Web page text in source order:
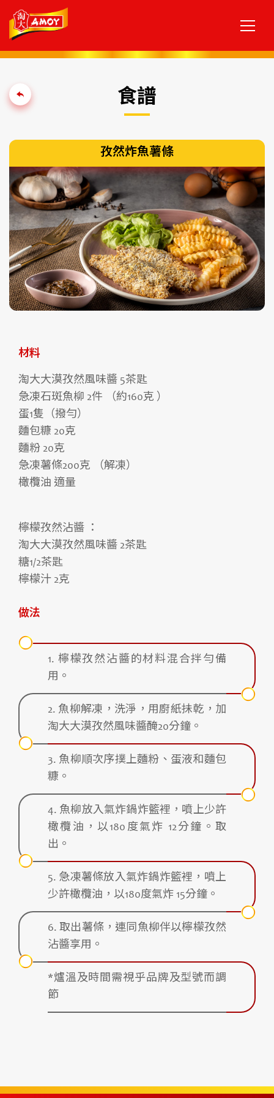
食譜
孜然炸魚薯條
材料
淘大大漠孜然風味醬 5茶匙
急凍石斑魚柳 2件 （約160克 ）
蛋1隻（撥勻）
麵包糠 20克
麵粉 20克
急凍薯條200克 （解凍）
橄欖油 適量
檸檬孜然沾醬 ：
淘大大漠孜然風味醬 2茶匙
糖1/2茶匙
檸檬汁 2克
做法
1. 檸檬孜然沾醬的材料混合拌勻備
用。
2. 魚柳解凍，洗淨，用廚紙抺乾，加
淘大大漠孜然風味醬醃20分鐘。
3. 魚柳順次序撲上麵粉、蛋液和麵包
糠。
4. 魚柳放入氣炸鍋炸籃裡，噴上少許
橄欖油，以180度氣炸 12分鐘。取
出。
5. 急凍薯條放入氣炸鍋炸籃裡，噴上
少許橄欖油，以180度氣炸 15分鐘。
6. 取出薯條，連同魚柳伴以檸檬孜然
沾醬享用。
*爐溫及時間需視乎品牌及型號而調
節